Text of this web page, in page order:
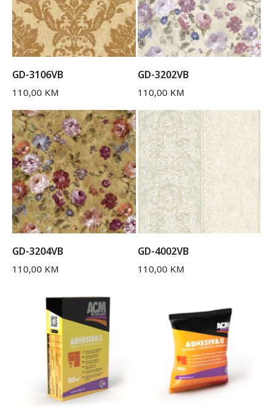
GD-3106VB
110,00 KM
GD-3202VB
110,00 KM
GD-3204VB
110,00 KM
GD-4002VB
110,00 KM